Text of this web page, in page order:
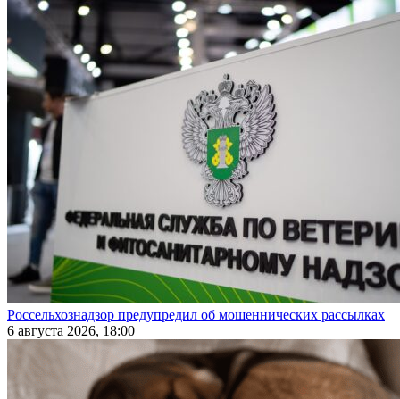
Россельхознадзор предупредил об мошеннических рассылках
6 августа 2026, 18:00